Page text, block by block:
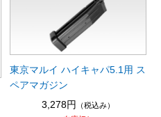
東京マルイ ハイキャパ5.1用 ス
ペアマガジン
3,278円
（税込み）